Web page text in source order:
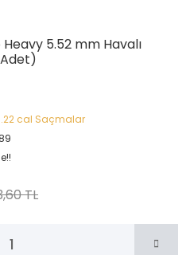
5.52 mm Havalı
Adet)
cal Saçmalar
TL